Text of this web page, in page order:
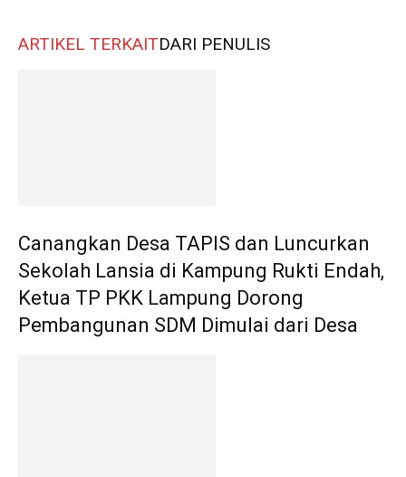
ARTIKEL TERKAITDARI PENULIS
Canangkan Desa TAPIS dan Luncurkan
Sekolah Lansia di Kampung Rukti Endah,
Ketua TP PKK Lampung Dorong
Pembangunan SDM Dimulai dari Desa